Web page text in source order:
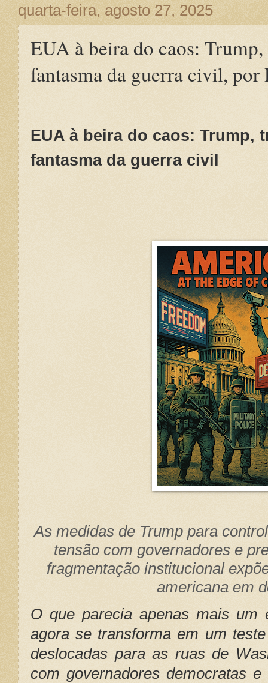
quarta-feira, agosto 27, 2025
EUA à beira do caos:
fantasma da guerra civil,
EUA à beira do caos: Trump,
fantasma da guerra civil
As medidas de Trump para
tensão com governadores e
fragmentação institucional
americana em
O que parecia apenas mais um
agora se transforma em um
deslocadas para as ruas de
com governadores democratas